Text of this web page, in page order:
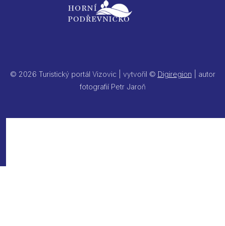
© 2026 Turistický portál Vizovic | vytvořil © Digiregion | autor
fotografií Petr Jaroň